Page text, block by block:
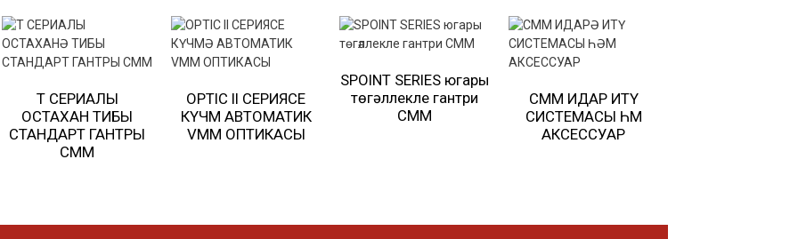
T СЕРИАЛЫ
ОСТАХАНӘ ТИБЫ
СТАНДАРТ ГАНТРЫ
CMM
OPTIC II СЕРИЯСЕ
КҮЧМӘ АВТОМАТИК
VMM ОПТИКАСЫ
SPOINT SERIES югары
төгәллекле гантри
CMM
CMM ИДАРӘ ИТҮ
СИСТЕМАСЫ ҺӘМ
АКСЕССУАР